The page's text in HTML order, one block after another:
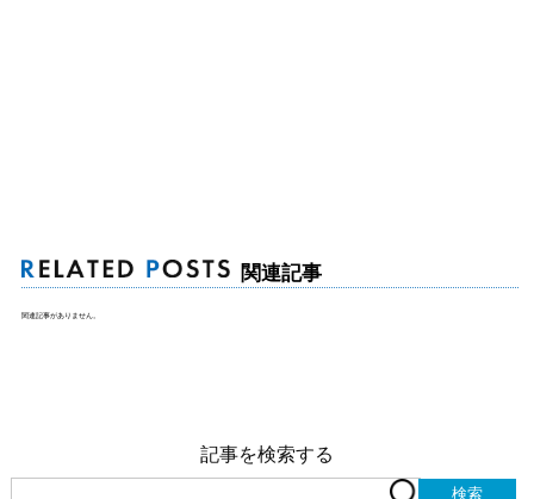
関連記事
関連記事がありません。
記事を検索する